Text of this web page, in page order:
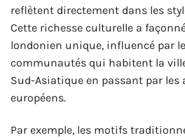
reflètent directement dans les
Cette richesse culturelle a
londonien unique, influencé par
communautés qui habitent la
Sud-Asiatique en passant par
européens.
Par exemple, les motifs